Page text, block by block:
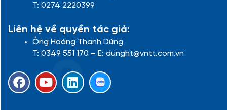
T: 0274 2220399
Liên hệ về quyền tác giả:
Ông Hoàng Thanh Dũng
T: 0349 551 170 – E: dunght@vntt.com.vn
F
a
Y
o
L
i